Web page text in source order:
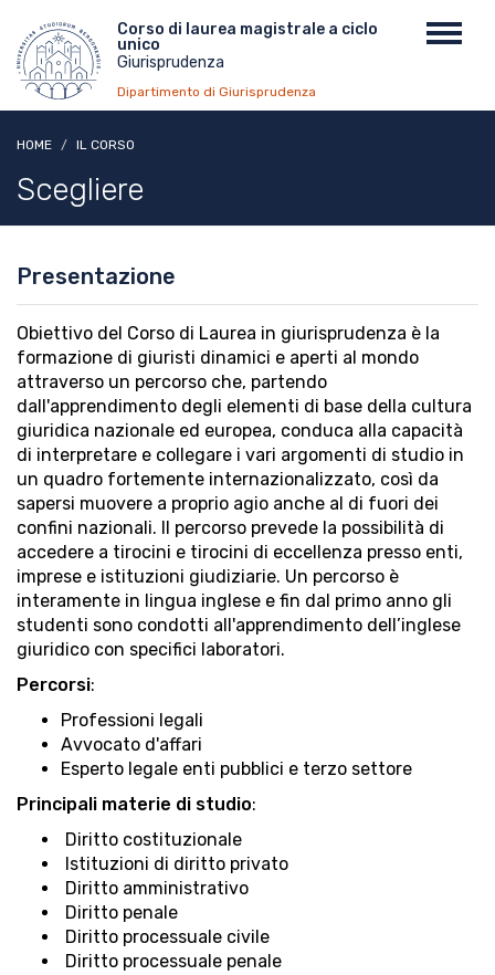
contenuto
principale
Menu
top
Corso di laurea magistrale a ciclo
unico
Giurisprudenza
Dipartimento di Giurisprudenza
HOME IL CORSO
Scegliere
Presentazione
Obiettivo del Corso di Laurea in giurisprudenza è la
formazione di giuristi dinamici e aperti al mondo
attraverso un percorso che, partendo
dall'apprendimento degli elementi di base della cultura
giuridica nazionale ed europea, conduca alla capacità
di interpretare e collegare i vari argomenti di studio in
un quadro fortemente internazionalizzato, così da
sapersi muovere a proprio agio anche al di fuori dei
confini nazionali. Il percorso prevede la possibilità di
accedere a tirocini e tirocini di eccellenza presso enti,
imprese e istituzioni giudiziarie. Un percorso è
interamente in lingua inglese e fin dal primo anno gli
studenti sono condotti all'apprendimento dell’inglese
giuridico con specifici laboratori.
Percorsi:
Professioni legali
Avvocato d'affari
Esperto legale enti pubblici e terzo settore
Principali materie di studio:
Diritto costituzionale
Istituzioni di diritto privato
Diritto amministrativo
Diritto penale
Diritto processuale civile
Diritto processuale penale